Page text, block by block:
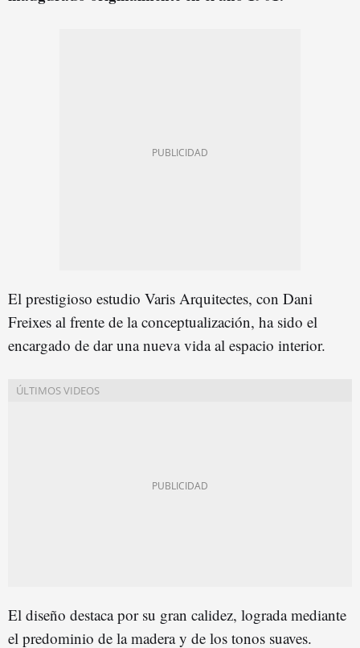
El prestigioso estudio Varis Arquitectes, con Dani
Freixes al frente de la conceptualización, ha sido el
encargado de dar una nueva vida al espacio interior.
El diseño destaca por su gran calidez, lograda mediante
el predominio de la madera y de los tonos suaves.